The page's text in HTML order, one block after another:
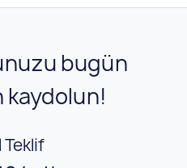
bugün
kaydolun!
Teklif